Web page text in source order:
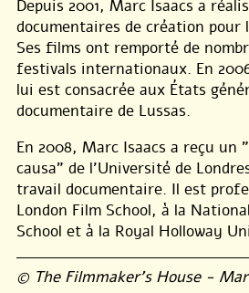
Depuis 2001, Marc Isaacs a
documentaires de création pour
Ses films ont remporté de
festivals internationaux. En
lui est consacrée aux États
documentaire de Lussas.
En 2008, Marc Isaacs a reçu un
causa" de l’Université de
travail documentaire. Il est
London Film School, à la
School et à la Royal Holloway
© The Filmmaker’s House -